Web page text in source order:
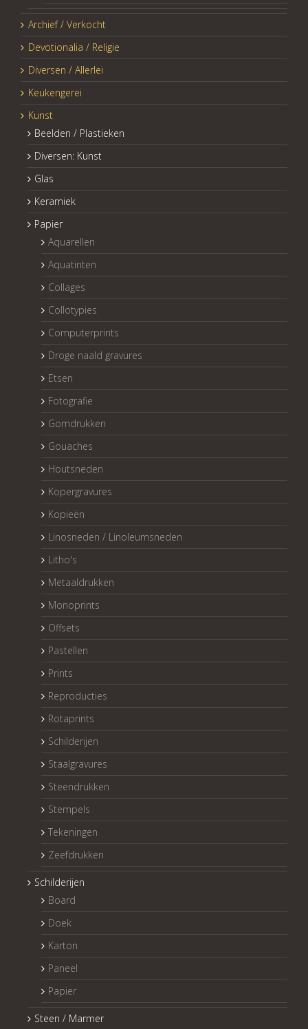
Archief / Verkocht
Devotionalia / Religie
Diversen / Allerlei
Keukengerei
Kunst
Beelden / Plastieken
Diversen: Kunst
Glas
Keramiek
Papier
Aquarellen
Aquatinten
Collages
Collotypies
Computerprints
Droge naald gravures
Etsen
Fotografie
Gomdrukken
Gouaches
Houtsneden
Kopergravures
Kopieën
Linosneden / Linoleumsneden
Litho's
Metaaldrukken
Monoprints
Offsets
Pastellen
Prints
Reproducties
Rotaprints
Schilderijen
Staalgravures
Steendrukken
Stempels
Tekeningen
Zeefdrukken
Schilderijen
Board
Doek
Karton
Paneel
Papier
Steen / Marmer